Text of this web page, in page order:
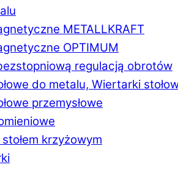
METALLKRAFT
OPTIMUM
regulacją obrotów
do metalu, Wiertarki
przemysłowe
krzyżowym